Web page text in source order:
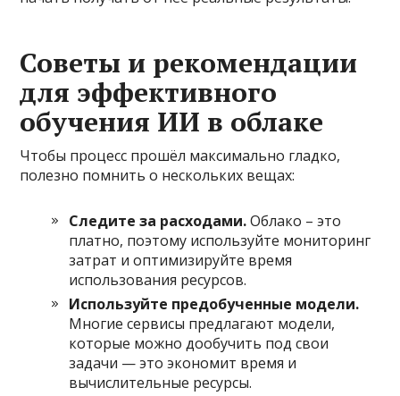
Советы и рекомендации
для эффективного
обучения ИИ в облаке
Чтобы процесс прошёл максимально гладко,
полезно помнить о нескольких вещах:
Следите за расходами.Облако – это
платно, поэтому используйте мониторинг
затрат и оптимизируйте время
использования ресурсов.
Используйте предобученные модели.
Многие сервисы предлагают модели,
которые можно дообучить под свои
задачи — это экономит время и
вычислительные ресурсы.